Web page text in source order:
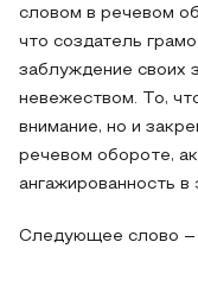
словом в речевом
что создатель
заблуждение своих
невежеством. То,
внимание, но и
речевом обороте,
ангажированность в
Следующее слово –